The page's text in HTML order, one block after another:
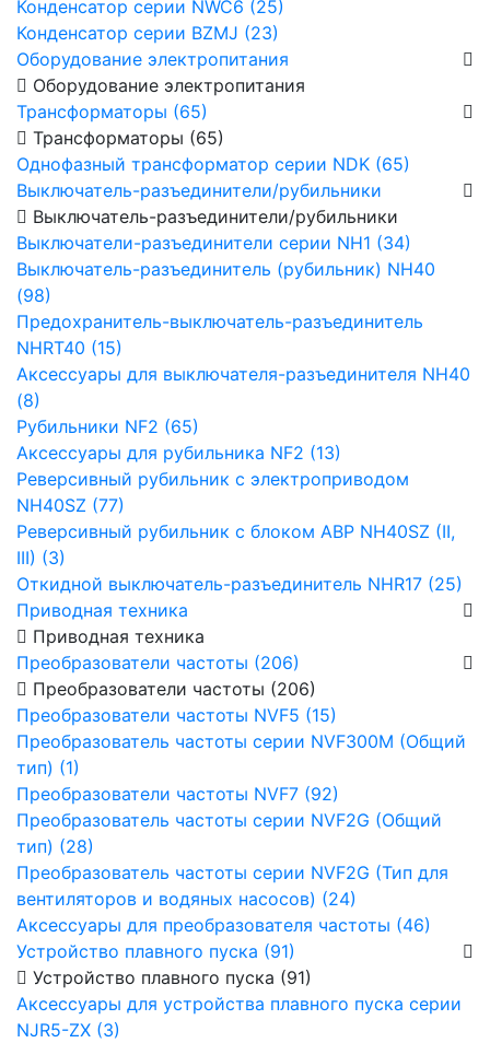
Конденсатор серии NWC6 (25)
Конденсатор серии BZMJ (23)
Оборудование электропитания
Оборудование электропитания
Трансформаторы (65)
Трансформаторы (65)
Однофазный трансформатор серии NDK (65)
Выключатель-разъединители/рубильники
Выключатель-разъединители/рубильники
Выключатели-разъединители серии NH1 (34)
Выключатель-разъединитель (рубильник) NH40
(98)
Предохранитель-выключатель-разъединитель
NHRT40 (15)
Аксессуары для выключателя-разъединителя NH40
(8)
Рубильники NF2 (65)
Аксессуары для рубильника NF2 (13)
Реверсивный рубильник с электроприводом
NH40SZ (77)
Реверсивный рубильник с блоком АВР NH40SZ (II,
III) (3)
Откидной выключатель-разъединитель NHR17 (25)
Приводная техника
Приводная техника
Преобразователи частоты (206)
Преобразователи частоты (206)
Преобразователи частоты NVF5 (15)
Преобразователь частоты серии NVF300M (Общий
тип) (1)
Преобразователи частоты NVF7 (92)
Преобразователь частоты серии NVF2G (Общий
тип) (28)
Преобразователь частоты серии NVF2G (Тип для
вентиляторов и водяных насосов) (24)
Аксессуары для преобразователя частоты (46)
Устройство плавного пуска (91)
Устройство плавного пуска (91)
Аксессуары для устройства плавного пуска серии
NJR5-ZX (3)